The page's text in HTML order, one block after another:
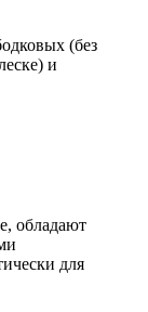
(без
и
обладают
для